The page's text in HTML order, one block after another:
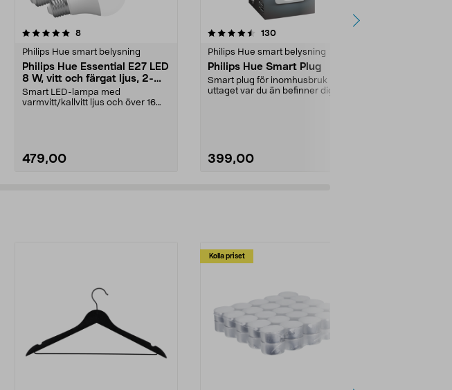
8recensioner
Philips Hue smart belysning
Philips Hue Essential E27 LED
8 W, vitt och färgat ljus, 2-
pack
Smart LED-lampa med
varmvitt/kallvitt ljus och över 16
479,00
4.5 av 5 stjärnor 130recensioner
Philips Hue smart belysning
Philips Hue Smart Plug
Smart plug för inomhusbruk - styr
uttaget var du än befinner dig.
399,00
4.5 av 5 stjärnor
Kolla priset